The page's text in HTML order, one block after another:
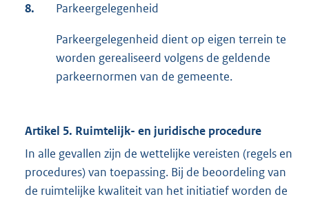
8. Parkeergelegenheid
Parkeergelegenheid dient op eigen terrein te
worden gerealiseerd volgens de geldende
parkeernormen van de gemeente.
Artikel 5. Ruimtelijk- en juridische procedure
In alle gevallen zijn de wettelijke vereisten (regels en
procedures) van toepassing. Bij de beoordeling van
de ruimtelijke kwaliteit van het initiatief worden de